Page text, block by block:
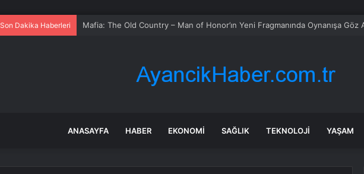
Son Dakika Haberleri Psikologlara göre özgüveni düşük insanların ağzından düşürmediği 10 cümle
ANASAYFA HABER EKONOMI SAĞLIK TEKNOLOJI YAŞAM